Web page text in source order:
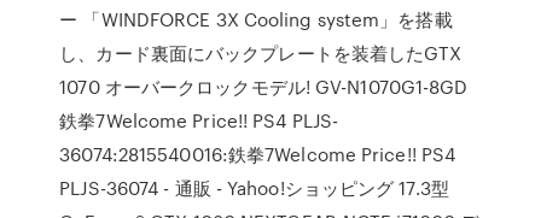
ー 「WINDFORCE 3X Cooling system」を搭載
し、カード裏面にバックプレートを装着したGTX
1070 オーバークロックモデル! GV-N1070G1-8GD
鉄拳7Welcome Price!! PS4 PLJS-
36074:2815540016:鉄拳7Welcome Price!! PS4
PLJS-36074 - 通販 - Yahoo!ショッピング 17.3型